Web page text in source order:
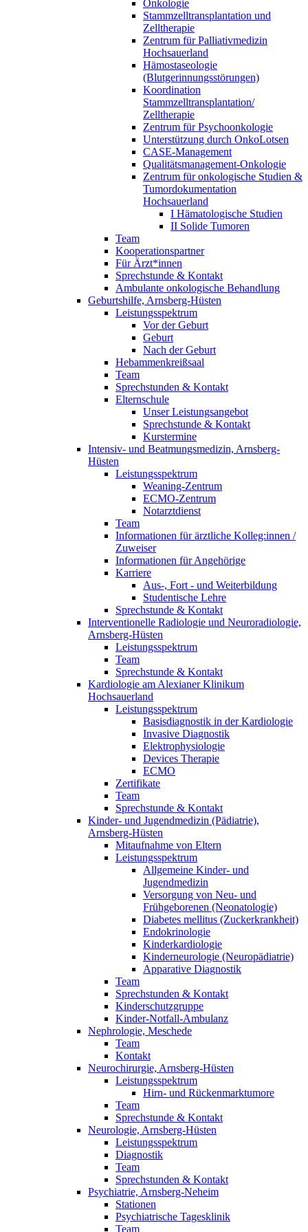
Onkologie
Stammzelltransplantation und
Zelltherapie
Zentrum für Palliativmedizin
Hochsauerland
Hämostaseologie
(Blutgerinnungsstörungen)
Koordination
Stammzelltransplantation/
Zelltherapie
Zentrum für Psychoonkologie
Unterstützung durch OnkoLotsen
CASE-Management
Qualitätsmanagement-Onkologie
Zentrum für onkologische Studien &
Tumordokumentation
Hochsauerland
I Hämatologische Studien
II Solide Tumoren
Team
Kooperationspartner
Für Ärzt*innen
Sprechstunde & Kontakt
Ambulante onkologische Behandlung
Geburtshilfe, Arnsberg-Hüsten
Leistungsspektrum
Vor der Geburt
Geburt
Nach der Geburt
Hebammenkreißsaal
Team
Sprechstunden & Kontakt
Elternschule
Unser Leistungsangebot
Sprechstunde & Kontakt
Kurstermine
Intensiv- und Beatmungsmedizin, Arnsberg-
Hüsten
Leistungsspektrum
Weaning-Zentrum
ECMO-Zentrum
Notarztdienst
Team
Informationen für ärztliche Kolleg:innen /
Zuweiser
Informationen für Angehörige
Karriere
Aus-, Fort - und Weiterbildung
Studentische Lehre
Sprechstunde & Kontakt
Interventionelle Radiologie und Neuroradiologie,
Arnsberg-Hüsten
Leistungsspektrum
Team
Sprechstunde & Kontakt
Kardiologie am Alexianer Klinikum
Hochsauerland
Leistungsspektrum
Basisdiagnostik in der Kardiologie
Invasive Diagnostik
Elektrophysiologie
Devices Therapie
ECMO
Zertifikate
Team
Sprechstunde & Kontakt
Kinder- und Jugendmedizin (Pädiatrie),
Arnsberg-Hüsten
Mitaufnahme von Eltern
Leistungsspektrum
Allgemeine Kinder- und
Jugendmedizin
Versorgung von Neu- und
Frühgeborenen (Neonatologie)
Diabetes mellitus (Zuckerkrankheit)
Endokrinologie
Kinderkardiologie
Kinderneurologie (Neuropädiatrie)
Apparative Diagnostik
Team
Sprechstunden & Kontakt
Kinderschutzgruppe
Kinder-Notfall-Ambulanz
Nephrologie, Meschede
Team
Kontakt
Neurochirurgie, Arnsberg-Hüsten
Leistungsspektrum
Hirn- und Rückenmarktumore
Team
Sprechstunde & Kontakt
Neurologie, Arnsberg-Hüsten
Leistungsspektrum
Diagnostik
Team
Sprechstunden & Kontakt
Psychiatrie, Arnsberg-Neheim
Stationen
Psychiatrische Tagesklinik
Team